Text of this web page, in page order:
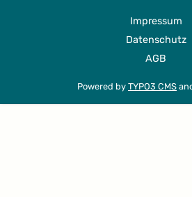
Impressum
Datenschutz
AGB
Powered by TYPO3 CMS